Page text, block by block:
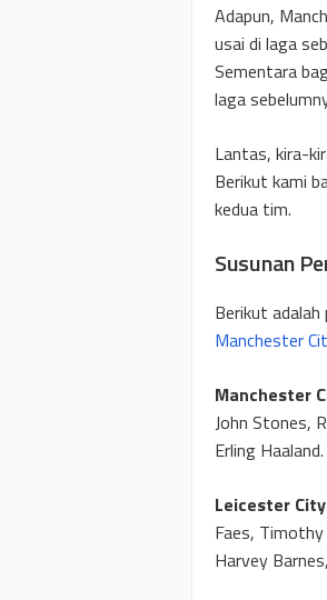
Adapun,
usai di laga
Sementara
laga
Lantas, kira-
Berikut kami
kedua tim.
Susunan
Berikut
Manchester
Manchester
John Stones,
Erling Haaland.
Leicester City
Faes,
Harvey